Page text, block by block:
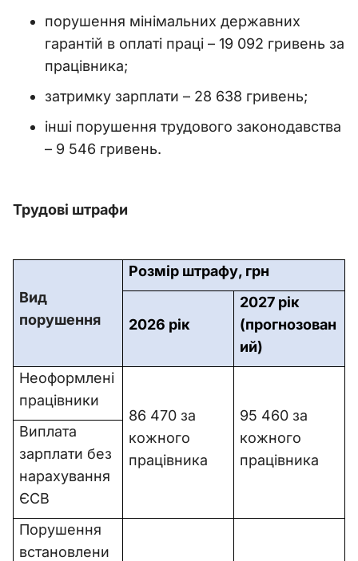
порушення мінімальних державних
гарантій в оплаті праці – 19 092 гривень за
працівника;
затримку зарплати – 28 638 гривень;
інші порушення трудового законодавства
– 9 546 гривень.
Трудові штрафи
Вид
порушення
Розмір штрафу, грн
2026 рік
2027 рік
(прогнозован
ий)
Неоформлені
працівники
86 470 за
кожного
працівника
95 460 за
кожного
працівника
Виплата
зарплати без
нарахування
ЄСВ
Порушення
встановлени